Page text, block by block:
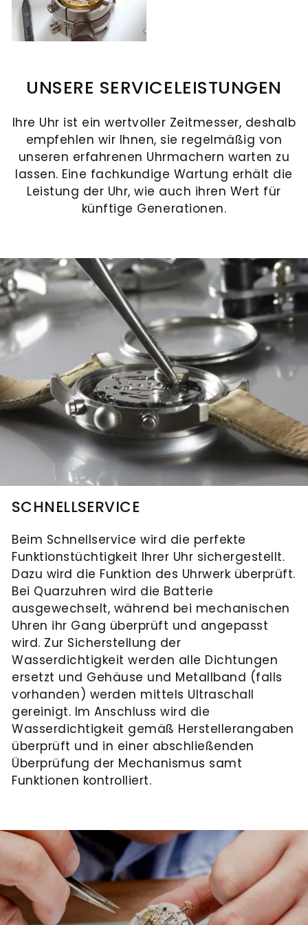
Modelle
PANERAI
Modelle
Baume
&
ALLE
UHRENNEUHEITEN
Chopard
Ice
Cube
Verlobungsringe
Eheringe
Vorsteckringe
Uhren
für
den
Bräutigam
zur
Seite.
Schmuckservice
Goldankauf
Danuvina
by
Atelier
Mühlbacher
Kataloge
Karriere
Kontakt
&
Öffnungszeiten
Kontakt
E-
SCHREIBEN
KONTAKTFORMULAR
UNSERE SERVICELEISTUNGEN
Ihre Uhr ist ein wertvoller Zeitmesser, deshalb
empfehlen wir Ihnen, sie regelmäßig von
unseren erfahrenen Uhrmachern warten zu
lassen. Eine fachkundige Wartung erhält die
Leistung der Uhr, wie auch ihren Wert für
künftige Generationen.
SCHNELLSERVICE
Beim Schnellservice wird die perfekte
Funktionstüchtigkeit Ihrer Uhr sichergestellt.
Dazu wird die Funktion des Uhrwerk überprüft.
Bei Quarzuhren wird die Batterie
ausgewechselt, während bei mechanischen
Uhren ihr Gang überprüft und angepasst
wird. Zur Sicherstellung der
Wasserdichtigkeit werden alle Dichtungen
ersetzt und Gehäuse und Metallband (falls
vorhanden) werden mittels Ultraschall
gereinigt. Im Anschluss wird die
Wasserdichtigkeit gemäß Herstellerangaben
überprüft und in einer abschließenden
Überprüfung der Mechanismus samt
Funktionen kontrolliert.